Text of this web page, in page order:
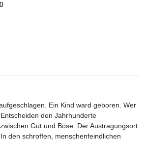
Ein Kind ward geboren. Wer
den Jahrhunderte
Gut und Böse. Der Austragungsort
den schroffen, menschenfeindlichen